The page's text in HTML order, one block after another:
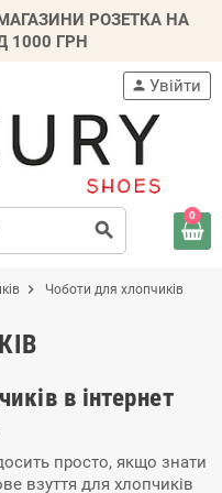
РОЗЕТКА НА
1000 ГРН
search
person Увійти
0
chevron_right Чоботи для хлопчиків
в інтернет
просто, якщо знати
взуття для хлопчиків